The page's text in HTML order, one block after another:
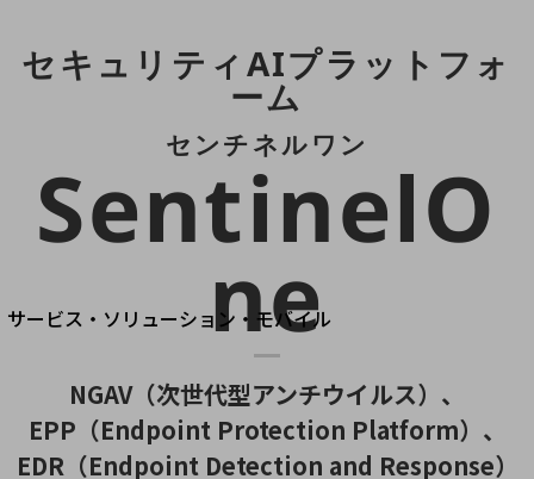
生成AI(Generative AI)
地域の取り組み
地域社会を支える皆さまと地域課題の解決や
地域経済のさらなる活性化に取り組みます
自治体・地域社会との共創
LGPF(Local Government Platform)
サービス・ソリューション・モバイル
DXに関する課題を解決する
サービス・ソリューションをご紹介
カテゴリーで探す
カテゴリーで探すTOP
セキュリティAIプラットフォ
ーム
センチネルワン
SentinelO
ne
NGAV（次世代型アンチウイルス）、
EPP（Endpoint Protection Platform）、
EDR（Endpoint Detection and Response）